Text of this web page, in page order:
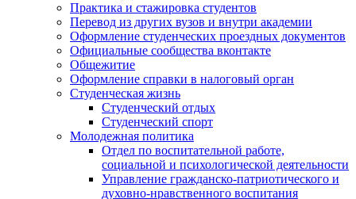
Практика и стажировка студентов
Перевод из других вузов и внутри академии
Оформление студенческих проездных документов
Официальные сообщества вконтакте
Общежитие
Оформление справки в налоговый орган
Студенческая жизнь
Студенческий отдых
Студенческий спорт
Молодежная политика
Отдел по воспитательной работе,
социальной и психологической деятельности
Управление гражданско-патриотического и
духовно-нравственного воспитания